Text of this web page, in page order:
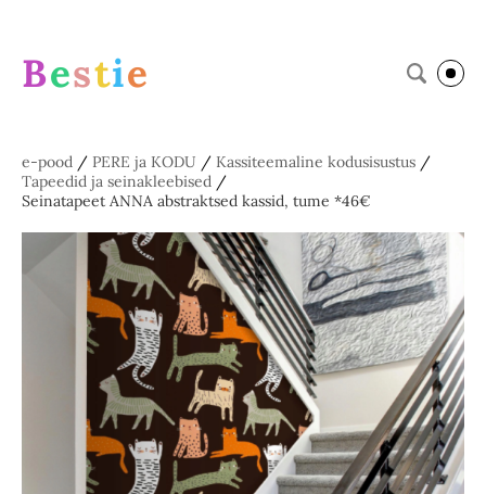
Bestie
e-pood / PERE ja KODU / Kassiteemaline kodusisustus /
Tapeedid ja seinakleebised /
Seinatapeet ANNA abstraktsed kassid, tume *46€